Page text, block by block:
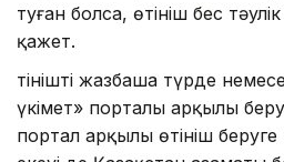
туған болса, өтініш бес
қажет.
Өтінішті жазбаша түрде
үкімет» порталы арқылы
портал арқылы өтініш